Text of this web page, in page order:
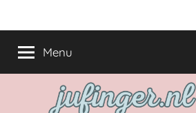
naarjufinger.nl
het
onderwijs
Menu